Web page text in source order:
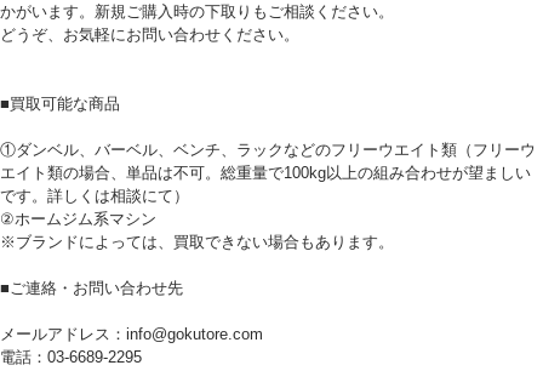
かがいます。新規ご購入時の下取りもご相談ください。
どうぞ、お気軽にお問い合わせください。
■買取可能な商品
①ダンベル、バーベル、ベンチ、ラックなどのフリーウエイト類（フリーウ
エイト類の場合、単品は不可。総重量で100kg以上の組み合わせが望ましい
です。詳しくは相談にて）
②ホームジム系マシン
※ブランドによっては、買取できない場合もあります。
■ご連絡・お問い合わせ先
メールアドレス：info@gokutore.com
電話：03-6689-2295